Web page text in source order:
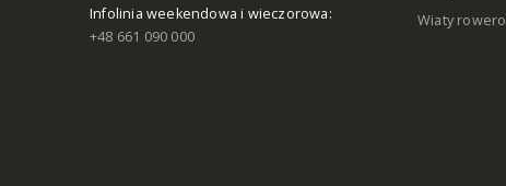
Infolinia weekendowa i wieczorowa:
+48 661 090 000
Wiaty